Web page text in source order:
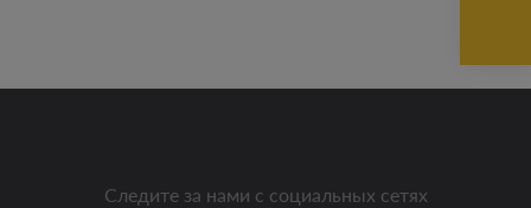
Следите за нами с социальных сетях